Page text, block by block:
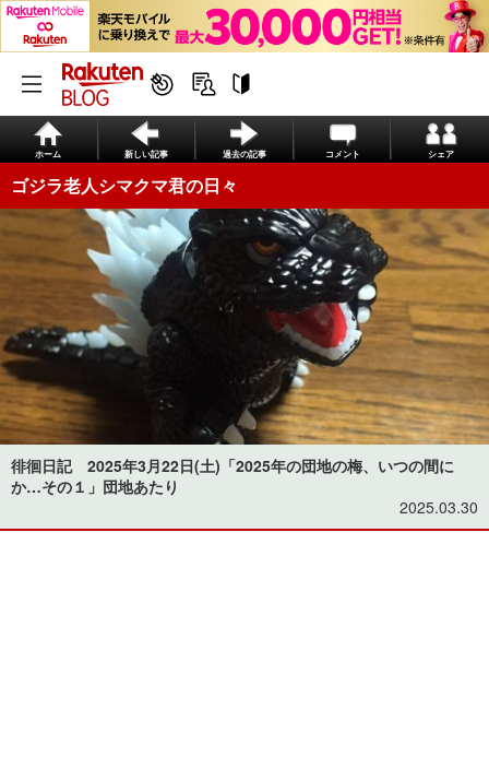
ホーム 新しい記事 過去の記事 コメント シェア
ゴジラ老人シマクマ君の日々
徘徊日記 2025年3月22日(土)「2025年の団地の梅、いつの間に
か…その１」団地あたり
2025.03.30